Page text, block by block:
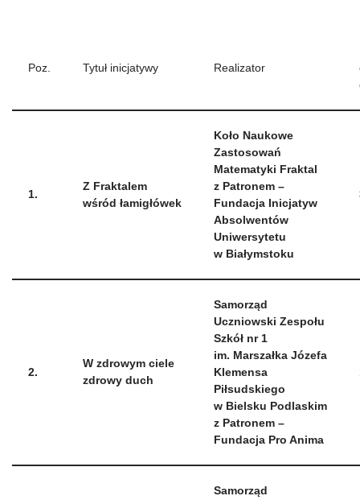
Poz. Tytuł inicjatywy Realizator
1.
Z Fraktalem
wśród łamigłówek
Koło Naukowe
Zastosowań
Matematyki Fraktal
z Patronem –
Fundacja Inicjatyw
Absolwentów
Uniwersytetu
w Białymstoku
2.
W zdrowym ciele
zdrowy duch
Samorząd
Uczniowski Zespołu
Szkół nr 1
im. Marszałka Józefa
Klemensa
Piłsudskiego
w Bielsku Podlaskim
z Patronem –
Fundacja Pro Anima
Samorząd